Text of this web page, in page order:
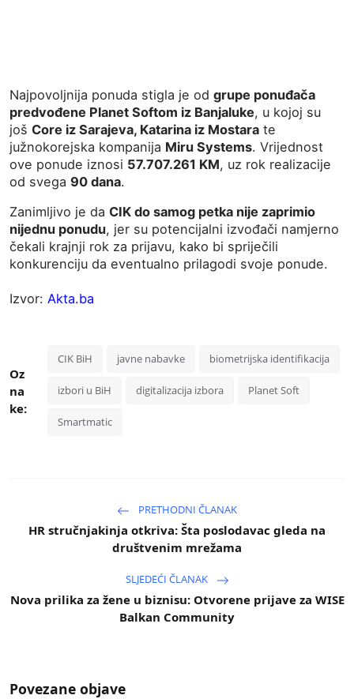
Najpovoljnija ponuda stigla je od grupe ponuđača
predvođene Planet Softom iz Banjaluke, u kojoj su
još Core iz Sarajeva, Katarina iz Mostara te
južnokorejska kompanija Miru Systems. Vrijednost
ove ponude iznosi 57.707.261 KM, uz rok realizacije
od svega 90 dana.
Zanimljivo je da CIK do samog petka nije zaprimio
nijednu ponudu, jer su potencijalni izvođači namjerno
čekali krajnji rok za prijavu, kako bi spriječili
konkurenciju da eventualno prilagodi svoje ponude.
Izvor: Akta.ba
Oz
na
ke:
CIK BiH javne nabavke biometrijska identifikacija
izbori u BiH digitalizacija izbora Planet Soft
Smartmatic
PRETHODNI ČLANAK
HR stručnjakinja otkriva: Šta poslodavac gleda na
društvenim mrežama
SLJEDEĆI ČLANAK
Nova prilika za žene u biznisu: Otvorene prijave za WISE
Balkan Community
Povezane objave